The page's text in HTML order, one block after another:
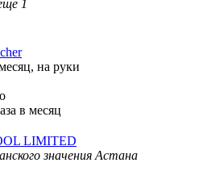
1
на руки
в месяц
LIMITED
значения Астана